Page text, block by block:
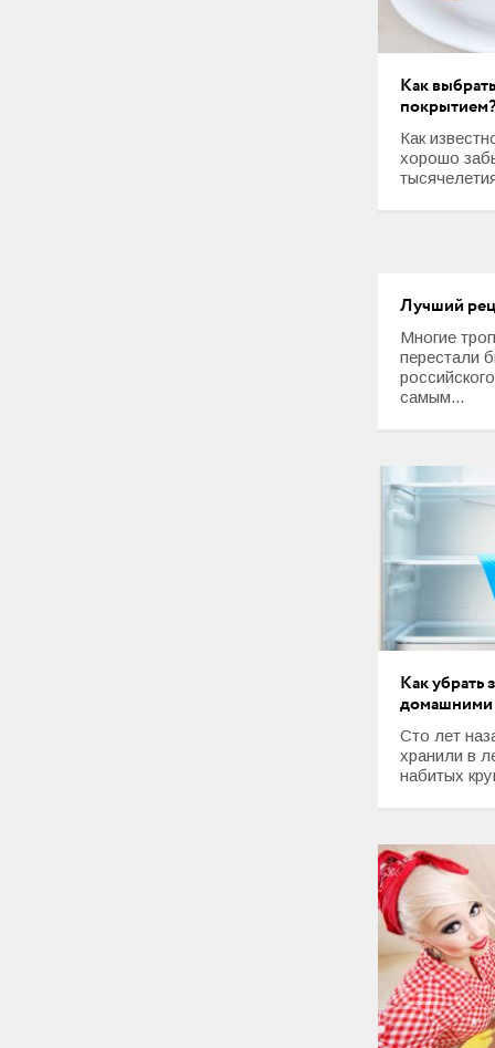
Как
Как
хорошо
Лучший
Многие
перестали
самым...
Как убрать
домашними
Сто лет
хранили в
набитых